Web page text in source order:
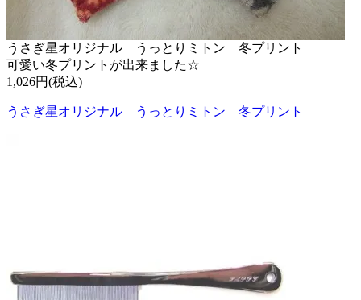
うさぎ星オリジナル うっとりミトン 冬プリント
可愛い冬プリントが出来ました☆
1,026円(税込)
うさぎ星オリジナル うっとりミトン 冬プリント